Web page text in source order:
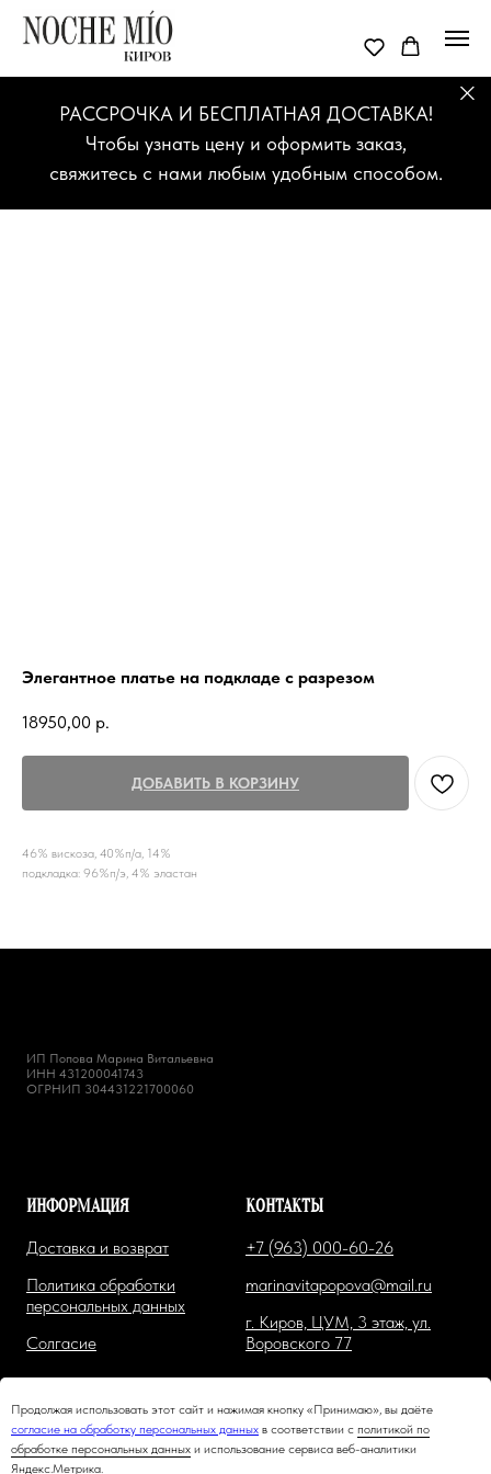
РАССРОЧКА И БЕСПЛАТНАЯ ДОСТАВКА!
Чтобы узнать цену и оформить заказ,
свяжитесь с нами любым удобным способом.
Продолжая использовать этот сайт и нажимая кнопку «Принимаю», вы даёте
согласие на обработку персональных данных в соответствии с политикой по
обработке персональных данных и использование сервиса веб-аналитики
Яндекс.Метрика.
Элегантное платье на подкладе с разрезом
18950,00 р.
ДОБАВИТЬ В КОРЗИНУ
46% вискоза, 40%п/а, 14%
подкладка: 96%п/э, 4% эластан
ИП Попова Марина Витальевна
ИНН 431200041743
ОГРНИП 304431221700060
ИНФОРМАЦИЯ
Доставка и возврат
Политика обработки
персональных данных
Солгасие
КОНТАКТЫ
+7 (963) 000-60-26
marinavitapopova@mail.ru
г. Киров, ЦУМ, 3 этаж, ул.
Воровского 77